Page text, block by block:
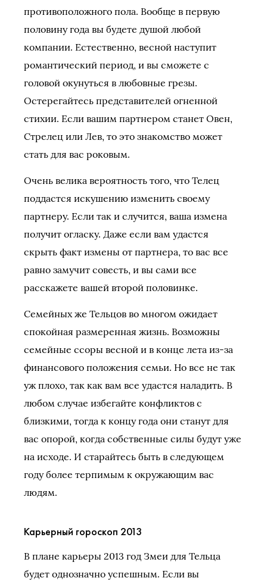
противоположного пола. Вообще в первую
половину года вы будете душой любой
компании. Естественно, весной наступит
романтический период, и вы сможете с
головой окунуться в любовные грезы.
Остерегайтесь представителей огненной
стихии. Если вашим партнером станет Овен,
Стрелец или Лев, то это знакомство может
стать для вас роковым.
Очень велика вероятность того, что Телец
поддастся искушению изменить своему
партнеру. Если так и случится, ваша измена
получит огласку. Даже если вам удастся
скрыть факт измены от партнера, то вас все
равно замучит совесть, и вы сами все
расскажете вашей второй половинке.
Семейных же Тельцов во многом ожидает
спокойная размеренная жизнь. Возможны
семейные ссоры весной и в конце лета из-за
финансового положения семьи. Но все не так
уж плохо, так как вам все удастся наладить. В
любом случае избегайте конфликтов с
близкими, тогда к концу года они станут для
вас опорой, когда собственные силы будут уже
на исходе. И старайтесь быть в следующем
году более терпимым к окружающим вас
людям.
Карьерный гороскоп 2013
В плане карьеры 2013 год Змеи для Тельца
будет однозначно успешным. Если вы